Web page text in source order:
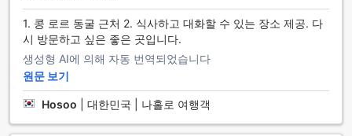
콩 로 케이브: 자연의 아름다움과 모험의 세계
코운 캄에 위치한 콩 로 케이브는 자연의 아름다움과 모험의 세
계를 제공합니다. 이 독특한 동굴은 라오스의 가장 아름다운 동
굴 중 하나로 알려져 있으며, 방문객들에게 놀라운 경험을 선사
합니다. 콩 로 케이브는 그 규모와 아름다움으로 유명하며, 내부
에는 아름다운 석순과 석쇠 등 다양한 석굴물이 있습니다.
이 동굴은 모험심이 강한 여행객들에게 특히 인기가 있습니다.
1. 콩 로르 동굴 근처 2. 식사하고 대화할 수 있는 장소 제공. 다
시 방문하고 싶은 좋은 곳입니다.
생성형 AI에 의해 자동 번역되었습니다
원문 보기
Hosoo 대한민국 | 나홀로 여행객